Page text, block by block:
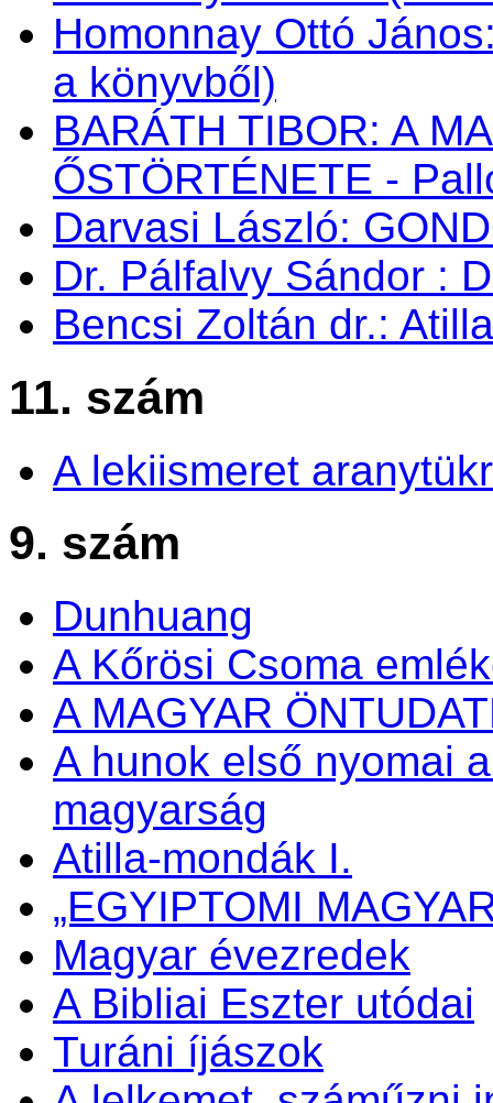
Homonnay Ottó
a könyvből)
BARÁTH TIBOR: A
ŐSTÖRTÉNETE -
Darvasi László:
Dr. Pálfalvy Sándor :
Bencsi Zoltán dr.:
11. szám
A lekiismeret
9. szám
Dunhuang
A Kőrösi Csoma
A MAGYAR
A hunok első nyomai
magyarság
Atilla-mondák I.
„EGYIPTOMI
Magyar évezredek
A Bibliai Eszter utódai
Turáni íjászok